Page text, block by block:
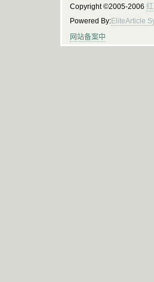
Copyright ©2005-2006
Powered By:EliteArticle
网站备案中